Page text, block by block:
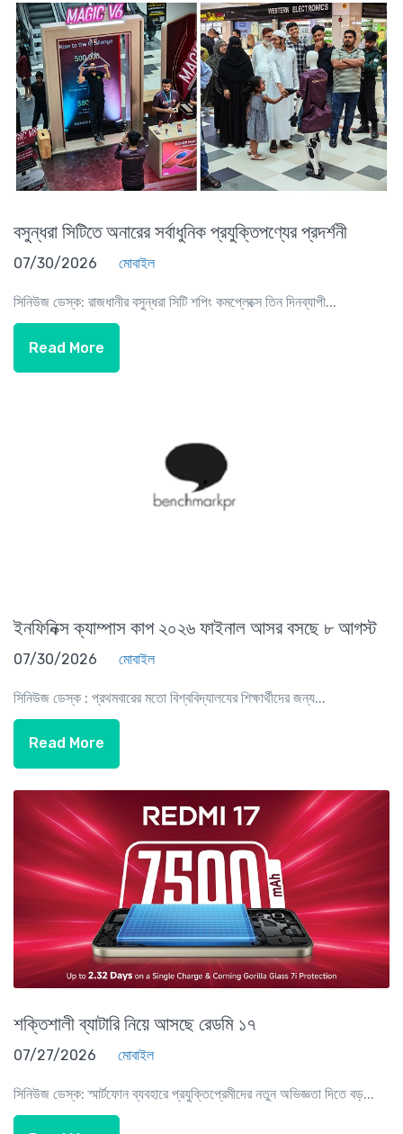
বসুন্ধরা সিটিতে অনারের সর্বাধুনিক প্রযুক্তিপণ্যের প্রদর্শনী
07/30/2026 মোবাইল
সিনিউজ ডেস্ক: রাজধানীর বসুন্ধরা সিটি শপিং কমপ্লেক্সে তিন দিনব্যাপী...
Read More
ইনফিনিক্স ক্যাম্পাস কাপ ২০২৬ ফাইনাল আসর বসছে ৮ আগস্ট
07/30/2026 মোবাইল
সিনিউজ ডেস্ক : প্রথমবারের মতো বিশ্ববিদ্যালযের শিক্ষার্থীদের জন্য...
Read More
শক্তিশালী ব্যাটারি নিয়ে আসছে রেডমি ১৭
07/27/2026 মোবাইল
সিনিউজ ডেস্ক: স্মার্টফোন ব্যবহারে প্রযুক্তিপ্রেমীদের নতুন অভিজ্ঞতা দিতে বড়...